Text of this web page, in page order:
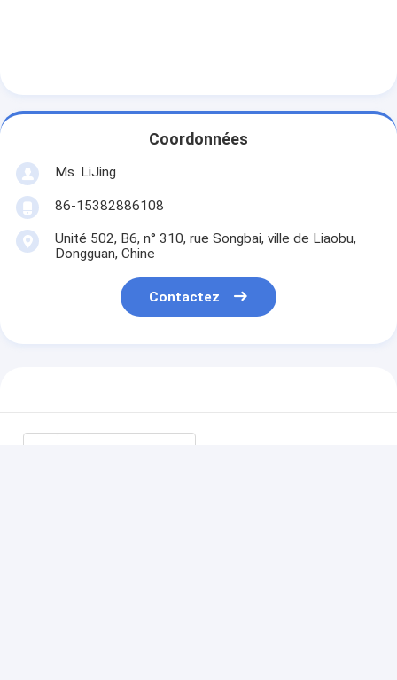
Coordonnées
Ms. LiJing
86-15382886108
Unité 502, B6, n° 310, rue Songbai, ville de Liaobu,
Dongguan, Chine
Contactez